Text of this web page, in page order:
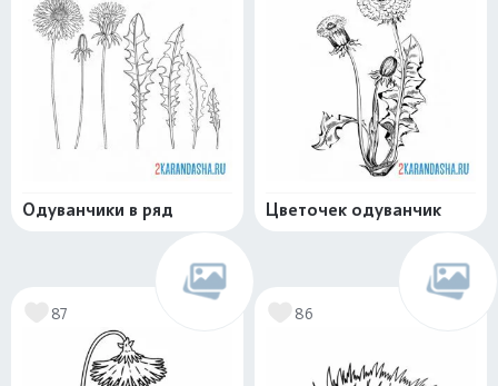
Одуванчики в ряд Цветочек одуванчик
87 86